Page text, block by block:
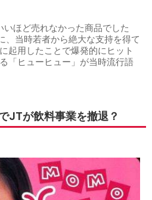
ほど売れなかった商品でした
、当時若者から絶大な支持を得て
起用したことで爆発的にヒット
「ヒューヒュー」が当時流行語
JTが飲料事業を撤退？